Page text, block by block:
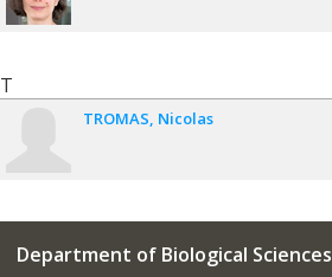
T
TROMAS Nicolas
Department of Biological Sciences